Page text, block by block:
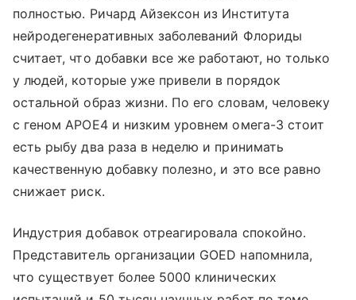
полностью. Ричард Айзексон из Института
нейродегенеративных заболеваний Флориды
считает, что добавки все же работают, но только
у людей, которые уже привели в порядок
остальной образ жизни. По его словам, человеку
с геном APOE4 и низким уровнем омега-3 стоит
есть рыбу два раза в неделю и принимать
качественную добавку полезно, и это все равно
снижает риск.
Индустрия добавок отреагировала спокойно.
Представитель организации GOED напомнила,
что существует более 5000 клинических